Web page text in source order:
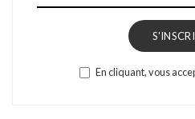
En cliquant, vous